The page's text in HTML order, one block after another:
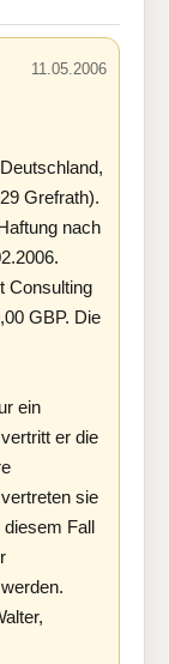
11.05.2006
Grefrath).
nach
Consulting
GBP. Die
ein
er die
sie
Fall